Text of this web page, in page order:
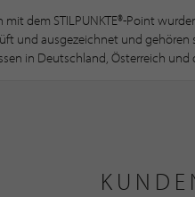
dem STILPUNKTE®-Point
und ausgezeichnet und gehören
in Deutschland, Österreich und